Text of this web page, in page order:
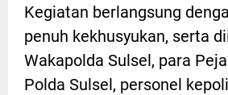
Kegiatan berlangsung
penuh kekhusyukan, serta
Wakapolda Sulsel, para
Polda Sulsel, personel